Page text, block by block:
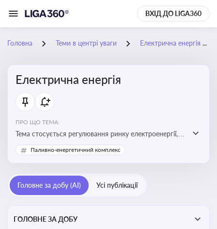
ВХІД ДО LIGA360
Головна Теми в центрі уваги Електрична енергія
Електрична енергія
ПРО ЩО ТЕМА:
Тема стосується регулювання ринку електроенергії,
включаючи її виробництво, постачання та фінансові
стимули для відновлюваної енергетики
Паливно-енергетичний комплекс
Головне за добу (AI) Усі публікації
ГОЛОВНЕ ЗА ДОБУ